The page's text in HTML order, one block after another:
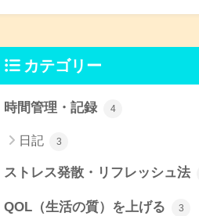
カテゴリー
時間管理・記録 4
日記 3
ストレス発散・リフレッシュ法
QOL（生活の質）を上げる 3